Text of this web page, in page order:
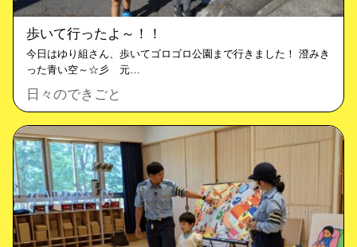
歩いて行ったよ～！！
今日はゆり組さん、歩いてゴロゴロ公園まで行きました！ 澄みき
った青い空～☆彡 元…
日々のできごと